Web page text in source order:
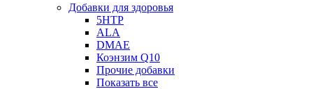
Добавки для здоровья
5HTP
ALA
DMAE
Коэнзим Q10
Прочие добавки
Показать все